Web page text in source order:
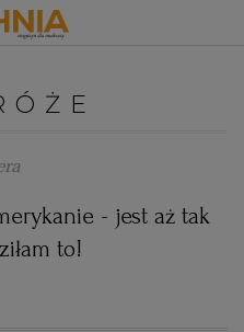
ŚWIATA
się
- jest aż tak
to!